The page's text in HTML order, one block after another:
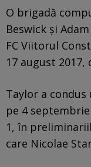
O brigadă
Beswick și
FC Viitorul
17 august 2017,
Taylor a condus
pe 4
1, în
care Nicolae